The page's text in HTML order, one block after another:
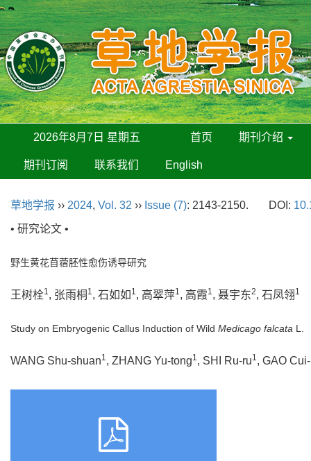
2026年8月7日 星期五 首页 期刊介绍
期刊订阅 联系我们 English
草地学报 ›› 2024, Vol. 32 ›› Issue (7): 2143-2150. DOI:
• 研究论文 •
野生黄花苜蓿胚性愈伤诱导研究
王树栓1, 张雨桐 1, 石如如 1, 高翠萍1, 高霞1, 聂宇东2, 石凤翎 1
Study on Embryogenic Callus Induction of Wild Medicago falcata L.
WANG Shu-shuan1, ZHANG Yu-tong1, SHI Ru-ru1, GAO